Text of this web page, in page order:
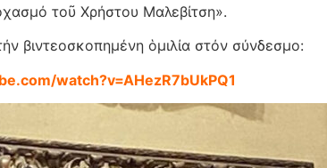
τοῦ Χρήστου Μαλεβίτση».
βιντεοσκοπημένη ὁμιλία στόν σύνδεσμο:
watch?v=AHezR7bUkPQ1